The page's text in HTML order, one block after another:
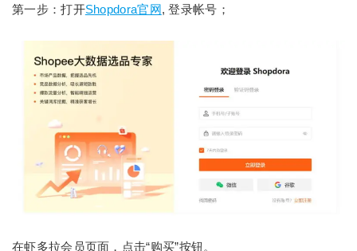
第一步：打开Shopdora官网, 登录帐号；
在虾多拉会员页面，点击“购买”按钮。